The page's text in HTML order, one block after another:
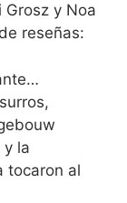
Grosz y Noa
reseñas:
la
tocaron al